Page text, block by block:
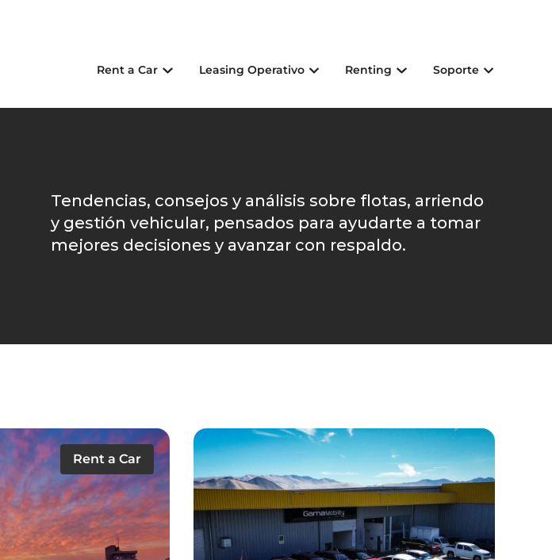
Rent a Car Leasing Operativo Renting Soporte
Tendencias, consejos y análisis sobre flotas, arriendo
y gestión vehicular, pensados para ayudarte a tomar
mejores decisiones y avanzar con respaldo.
Rent a Car